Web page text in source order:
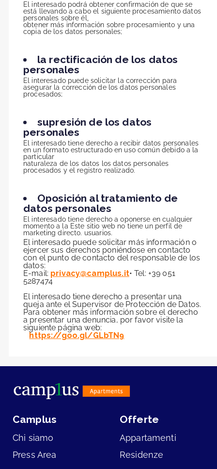
El interesado podrá obtener confirmación de que se
está llevando a cabo el siguiente procesamiento datos
personales sobre él,
obtener más información sobre procesamiento y una
copia de los datos personales;
la rectificación de los datos
personales
El interesado puede solicitar la corrección para
asegurar la corrección de los datos personales
procesados;
supresión de los datos
personales
El interesado tiene derecho a recibir datos personales
en un formato estructurado en uso común debido a la
particular
naturaleza de los datos los datos personales
procesados y el registro realizado.
Oposición al tratamiento de
datos personales
El interesado tiene derecho a oponerse en cualquier
momento a la Este sitio web no tiene un perfil de
marketing directo. usuarios.
El interesado puede solicitar más información o
ejercer sus derechos poniéndose en contacto
con el punto de contacto del responsable de los
datos:
E-mail: privacy@camplus.it• Tel: +39 051
5287474
El interesado tiene derecho a presentar una
queja ante el Supervisor de Protección de Datos.
Para obtener más información sobre el derecho
a presentar una denuncia, por favor visite la
siguiente página web:
https://goo.gl/GLbTN9
Camplus
Chi siamo
Press Area
Offerte
Appartamenti
Residenze